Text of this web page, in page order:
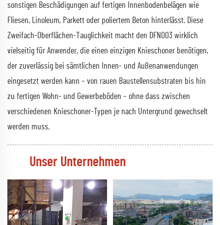
sonstigen Beschädigungen auf fertigen Innenbodenbelägen wie
Fliesen, Linoleum, Parkett oder poliertem Beton hinterlässt. Diese
Zweifach-Oberflächen-Tauglichkeit macht den DFN003 wirklich
vielseitig für Anwender, die einen einzigen Knieschoner benötigen,
der zuverlässig bei sämtlichen Innen- und Außenanwendungen
eingesetzt werden kann – von rauen Baustellensubstraten bis hin
zu fertigen Wohn- und Gewerbeböden – ohne dass zwischen
verschiedenen Knieschoner-Typen je nach Untergrund gewechselt
werden muss.
Unser Unternehmen